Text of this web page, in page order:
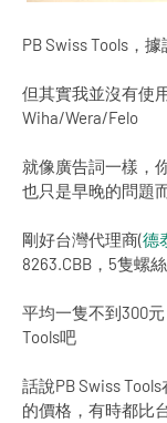
PB Swiss Tools，
但其實我並沒有使
Wiha/Wera/Felo
就像廣告詞一樣，
也只是早晚的問題
剛好台灣代理商(德
8263.CBB，5隻螺
平均一隻不到300
Tools吧
話說PB Swiss
的價格，有時都比